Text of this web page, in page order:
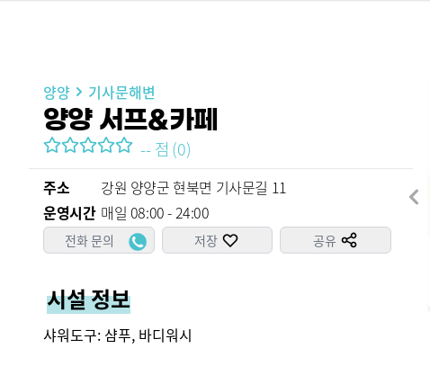
양양 기사문해변
양양 서프&카페
--점 (0)
주소
강원 양양군 현북면 기사문길 11
운영시간 매일 08:00 - 24:00
전화 문의 저장 공유
시설 정보
샤워도구: 샴푸, 바디워시